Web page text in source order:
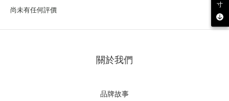
尚未有任何評價
關於我們
品牌故事
寸